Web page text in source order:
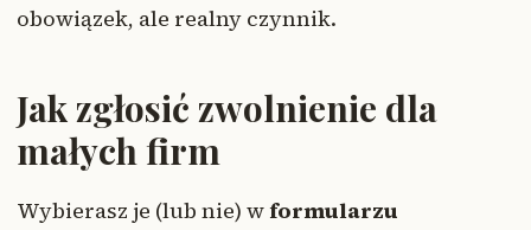
obowiązek, ale realny czynnik.
Jak zgłosić zwolnienie dla
małych firm
Wybierasz je (lub nie) wformularzu